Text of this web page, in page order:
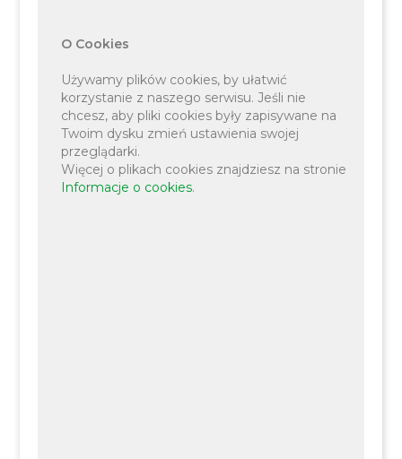
O Cookies
Używamy plików cookies, by ułatwić
korzystanie z naszego serwisu. Jeśli nie
chcesz, aby pliki cookies były zapisywane na
Twoim dysku zmień ustawienia swojej
przeglądarki.
Więcej o plikach cookies znajdziesz na stronie
Informacje o cookies.